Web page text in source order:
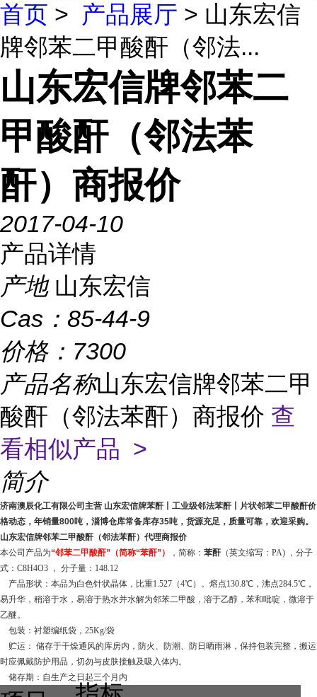
首页 > 产品展厅 > 山东宏信
牌邻苯二甲酸酐（邻法...
山东宏信牌邻苯二
甲酸酐（邻法苯
酐）商报价
2017-04-10
产品详情
产地 山东宏信
Cas： 85-44-9
价格： 7300
产品名称山东宏信牌邻苯二甲
酸酐（邻法苯酐）商报价 查
看相似产品 >
简介
济南澳辰化工有限公司主营 山东宏信牌苯酐丨工业级邻法苯酐丨片状邻苯二甲酸酐价
格动态 ，年销量800吨，淄博仓库常备库存35吨，货源充足，质量可靠，欢迎采购。
山东宏信牌邻苯二甲酸酐（邻法苯酐）代理商报价
本公司产品为“邻苯二甲酸酐”（简称“苯酐”） ，简称： 苯酐 （英文缩写：PA) ，分子
式：C8H4O3 ， 分子量：148.12
产品形状：本品为白色针状晶体，比重1.527（4℃）。熔点130.8℃，沸点284.5℃，
易升华，稍溶于水，易溶于热水并水解为邻苯二甲酸，溶于乙醇，苯和吡啶，微溶于
乙醚。
包装：衬塑编纸袋，25Kg/袋
贮运： 储存于干燥通风的库房内，防火、防潮、防日晒雨淋，保持包装完整，搬运
时应佩戴防护用品，切勿与皮肤接触及吸入体内。
储存期：自生产之日起三个月内